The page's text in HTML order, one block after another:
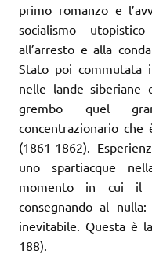
primo romanzo e
socialismo
all’arresto e alla
Stato poi commutata
nelle lande siberiane
grembo quel
concentrazionario che
(1861-1862).
uno spartiacque
momento in cui il
consegnando al
inevitabile. Questa è
188).